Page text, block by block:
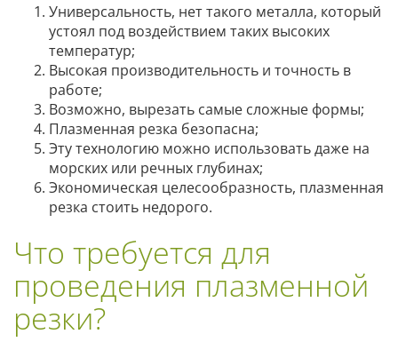
Универсальность, нет такого металла, который
устоял под воздействием таких высоких
температур;
Высокая производительность и точность в
работе;
Возможно, вырезать самые сложные формы;
Плазменная резка безопасна;
Эту технологию можно использовать даже на
морских или речных глубинах;
Экономическая целесообразность, плазменная
резка стоить недорого.
Что требуется для
проведения плазменной
резки?